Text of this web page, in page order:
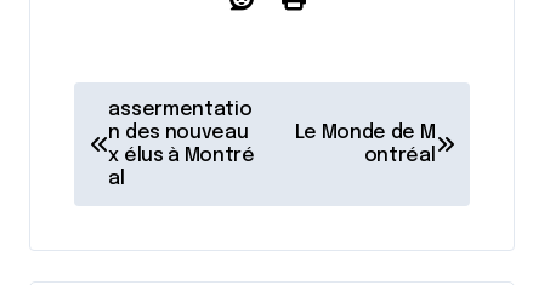
g
assermentatio
n des nouveau
x élus à Montré
al
Le Monde de M
ontréal